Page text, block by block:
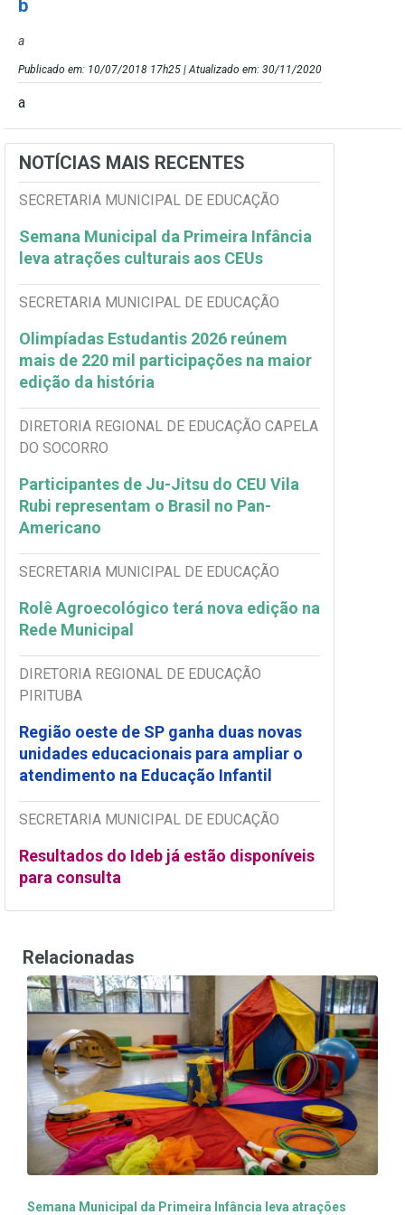
b
a
Publicado em: 10/07/2018 17h25 | Atualizado em: 30/11/2020
a
NOTÍCIAS MAIS RECENTES
SECRETARIA MUNICIPAL DE EDUCAÇÃO
Semana Municipal da Primeira Infância
leva atrações culturais aos CEUs
SECRETARIA MUNICIPAL DE EDUCAÇÃO
Olimpíadas Estudantis 2026 reúnem
mais de 220 mil participações na maior
edição da história
DIRETORIA REGIONAL DE EDUCAÇÃO CAPELA
DO SOCORRO
Participantes de Ju-Jitsu do CEU Vila
Rubi representam o Brasil no Pan-
Americano
SECRETARIA MUNICIPAL DE EDUCAÇÃO
Rolê Agroecológico terá nova edição na
Rede Municipal
DIRETORIA REGIONAL DE EDUCAÇÃO
PIRITUBA
Região oeste de SP ganha duas novas
unidades educacionais para ampliar o
atendimento na Educação Infantil
SECRETARIA MUNICIPAL DE EDUCAÇÃO
Resultados do Ideb já estão disponíveis
para consulta
Relacionadas
Semana Municipal da Primeira Infância leva atrações